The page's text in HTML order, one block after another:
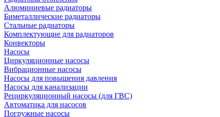
Алюминиевые радиаторы
Биметаллические радиаторы
Стальные радиаторы
Комплектующие для радиаторов
Конвекторы
Насосы
Циркуляционные насосы
Вибрационные насосы
Насосы для повышения давления
Насосы для канализации
Рециркуляционный насосы (для ГВС)
Автоматика для насосов
Погружные насосы